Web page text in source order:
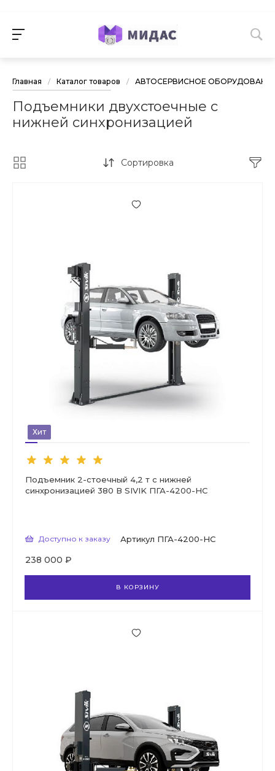
Главная / Каталог товаров / АВТОСЕРВИСНОЕ
Подъемники двухстоечные с
нижней синхронизацией
Сортировка
Хит
Подъемник 2-стоечный 4,2 т с нижней
синхронизацией 380 В SIVIK ПГА-4200-НС
Доступно к заказу Артикул ПГА-4200-НС
238 000 ₽
В КОРЗИНУ